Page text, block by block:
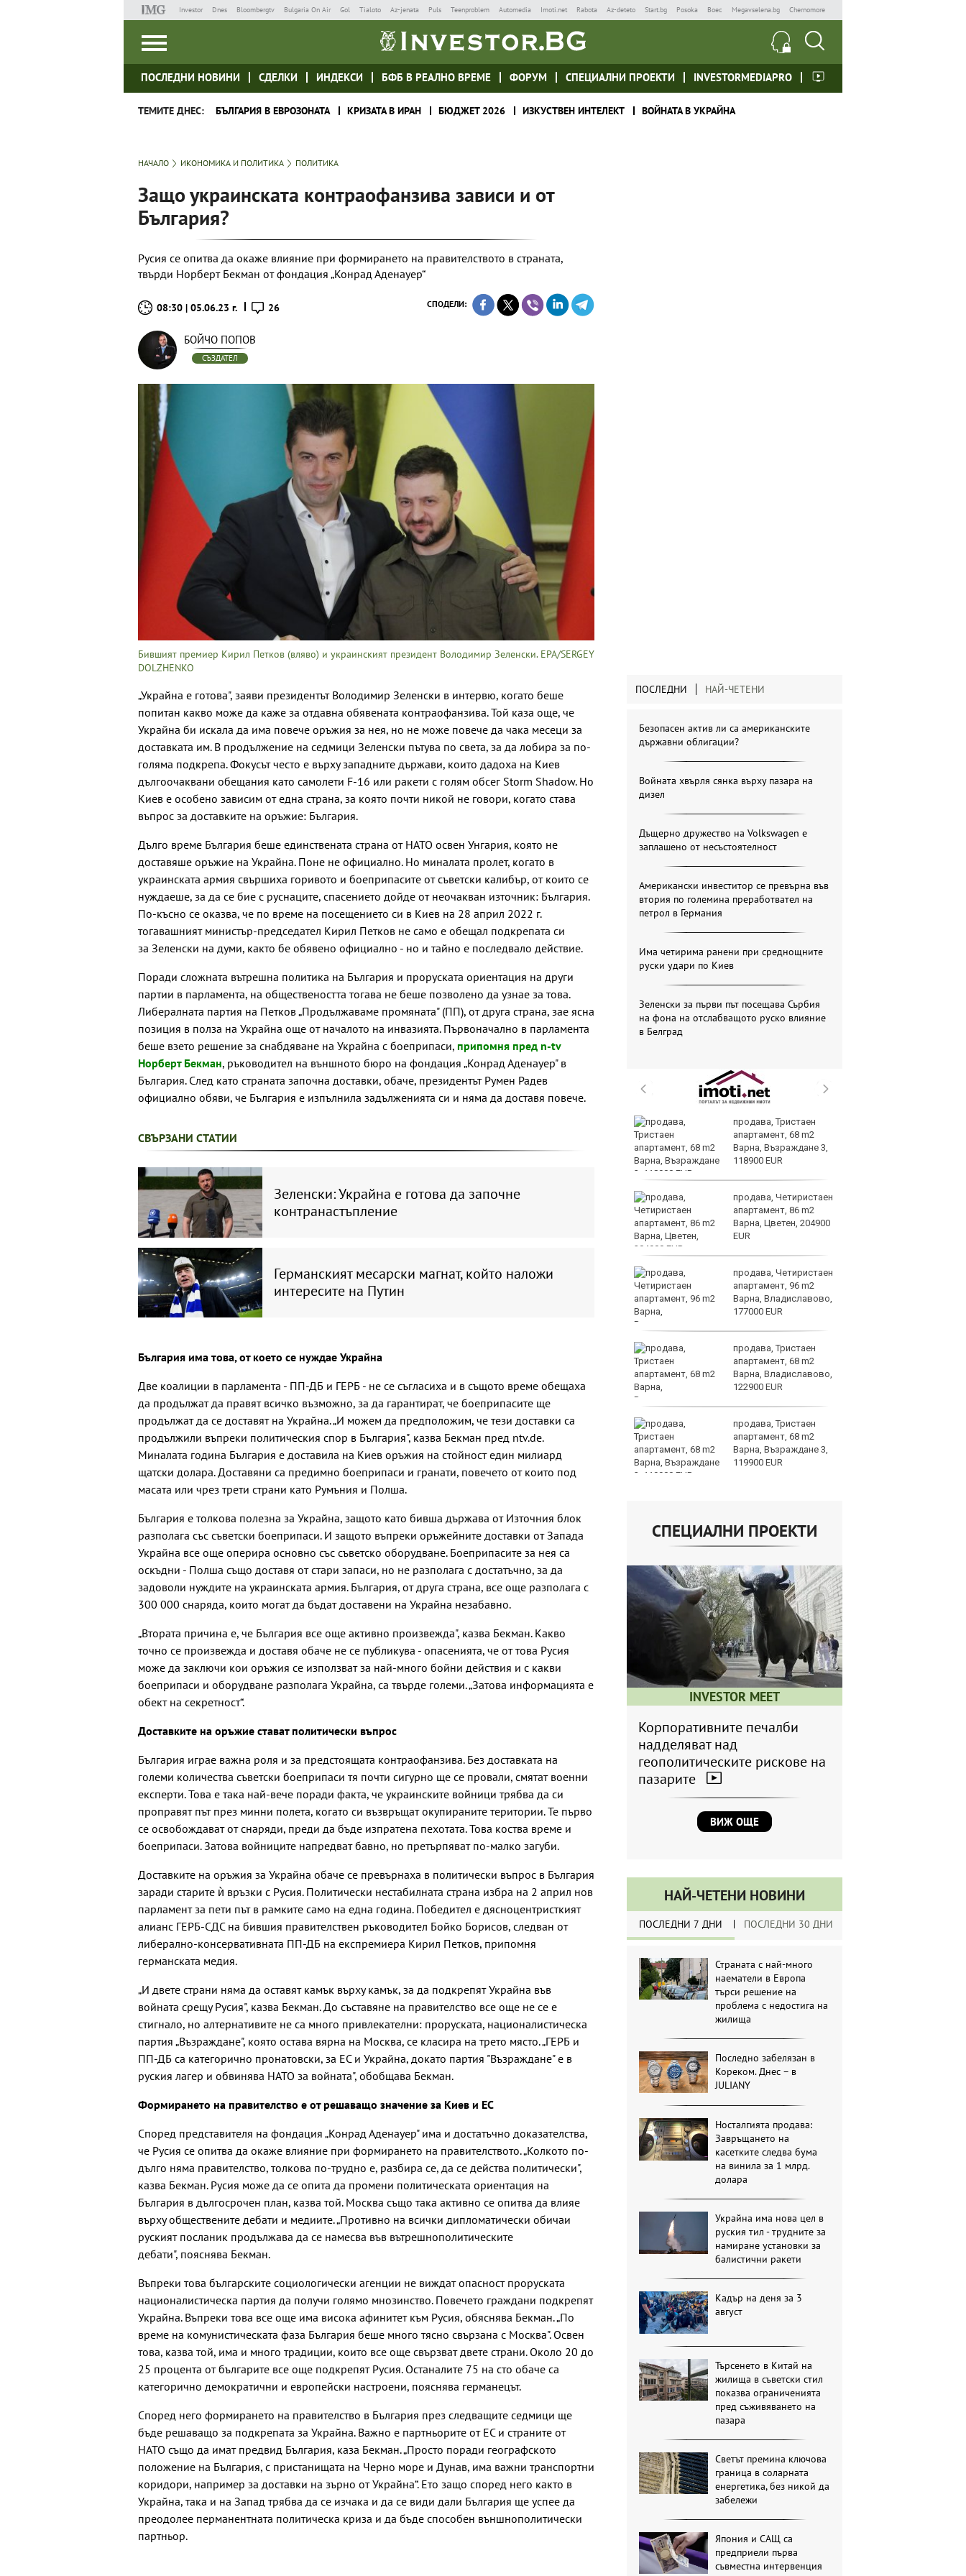
Investor Dnes Bloombergtv Bulgaria On Air Gol Tialoto Az-jenata Puls Teenproblem Automedia Imoti.net Rabota Az-deteto Start.bg Posoka Boec Megavselena.bg Chernomore
ПОСЛЕДНИ НОВИНИ СДЕЛКИ ИНДЕКСИ БФБ В РЕАЛНО ВРЕМЕ ФОРУМ СПЕЦИАЛНИ ПРОЕКТИ INVESTORMEDIAPRO
ТЕМИТЕ ДНЕС: БЪЛГАРИЯ В ЕВРОЗОНАТА КРИЗАТА В ИРАН БЮДЖЕТ 2026 ИЗКУСТВЕН ИНТЕЛЕКТ ВОЙНАТА В УКРАЙНА
НАЧАЛО ИКОНОМИКА И ПОЛИТИКА ПОЛИТИКА
Защо украинската контраофанзива зависи и от
България?
Русия се опитва да окаже влияние при формирането на правителството в страната,
твърди Норберт Бекман от фондация „Конрад Аденауер“
08:30 | 05.06.23 г. 26 СПОДЕЛИ:
БОЙЧО ПОПОВ
СЪЗДАТЕЛ
Бившият премиер Кирил Петков (вляво) и украинският президент Володимир Зеленски. EPA/SERGEY
DOLZHENKO
„Украйна е готова", заяви президентът Володимир Зеленски в интервю, когато беше
попитан какво може да каже за отдавна обявената контраофанзива. Той каза още, че
Украйна би искала да има повече оръжия за нея, но не може повече да чака месеци за
доставката им. В продължение на седмици Зеленски пътува по света, за да лобира за по-
голяма подкрепа. Фокусът често е върху западните държави, които дадоха на Киев
дългоочаквани обещания като самолети F-16 или ракети с голям обсег Storm Shadow. Но
Киев е особено зависим от една страна, за която почти никой не говори, когато става
въпрос за доставките на оръжие: България.
Дълго време България беше единствената страна от НАТО освен Унгария, която не
доставяше оръжие на Украйна. Поне не официално. Но миналата пролет, когато в
украинската армия свършиха горивото и боеприпасите от съветски калибър, от които се
нуждаеше, за да се бие с руснаците, спасението дойде от неочакван източник: България.
По-късно се оказва, че по време на посещението си в Киев на 28 април 2022 г.
тогавашният министър-председател Кирил Петков не само е обещал подкрепата си
за Зеленски на думи, както бе обявено официално - но и тайно е последвало действие.
Поради сложната вътрешна политика на България и проруската ориентация на други
партии в парламента, на обществеността тогава не беше позволено да узнае за това.
Либералната партия на Петков „Продължаваме промяната" (ПП), от друга страна, зае ясна
позиция в полза на Украйна още от началото на инвазията. Първоначално в парламента
беше взето решение за снабдяване на Украйна с боеприпаси, припомня пред n-tv
Норберт Бекман, ръководител на външното бюро на фондация „Конрад Аденауер" в
България. След като страната започна доставки, обаче, президентът Румен Радев
официално обяви, че България е изпълнила задълженията си и няма да доставя повече.
СВЪРЗАНИ СТАТИИ
Зеленски: Украйна е готова да започне
контранастъпление
Германският месарски магнат, който наложи
интересите на Путин
България има това, от което се нуждае Украйна
Две коалиции в парламента - ПП-ДБ и ГЕРБ - не се съгласиха и в същото време обещаха
да продължат да правят всичко възможно, за да гарантират, че боеприпасите ще
продължат да се доставят на Украйна. „И можем да предположим, че тези доставки са
продължили въпреки политическия спор в България", казва Бекман пред ntv.de.
Миналата година България е доставила на Киев оръжия на стойност един милиард
щатски долара. Доставяни са предимно боеприпаси и гранати, повечето от които под
масата или чрез трети страни като Румъния и Полша.
България е толкова полезна за Украйна, защото като бивша държава от Източния блок
разполага със съветски боеприпаси. И защото въпреки оръжейните доставки от Запада
Украйна все още оперира основно със съветско оборудване. Боеприпасите за нея са
оскъдни - Полша също доставя от стари запаси, но не разполага с достатъчно, за да
задоволи нуждите на украинската армия. България, от друга страна, все още разполага с
300 000 снаряда, които могат да бъдат доставени на Украйна незабавно.
„Втората причина е, че България все още активно произвежда", казва Бекман. Какво
точно се произвежда и доставя обаче не се публикува - опасенията, че от това Русия
може да заключи кои оръжия се използват за най-много бойни действия и с какви
боеприпаси и оборудване разполага Украйна, са твърде големи. „Затова информацията е
обект на секретност“.
Доставките на оръжие стават политически въпрос
България играе важна роля и за предстоящата контраофанзива. Без доставката на
големи количества съветски боеприпаси тя почти сигурно ще се провали, смятат военни
експерти. Това е така най-вече поради факта, че украинските войници трябва да си
проправят път през минни полета, когато си възвръщат окупираните територии. Те първо
се освобождават от снаряди, преди да бъде изпратена пехотата. Това коства време и
боеприпаси. Затова войниците напредват бавно, но претърпяват по-малко загуби.
Доставките на оръжия за Украйна обаче се превърнаха в политически въпрос в България
заради старите ѝ връзки с Русия. Политически нестабилната страна избра на 2 април нов
парламент за пети път в рамките само на една година. Победител е дясноцентристкият
алианс ГЕРБ-СДС на бившия правителствен ръководител Бойко Борисов, следван от
либерално-консервативната ПП-ДБ на експремиера Кирил Петков, припомня
германската медия.
„И двете страни няма да оставят камък върху камък, за да подкрепят Украйна във
войната срещу Русия", казва Бекман. До съставяне на правителство все още не се е
стигнало, но алтернативите не са много привлекателни: проруската, националистическа
партия „Възраждане", която остава вярна на Москва, се класира на трето място. „ГЕРБ и
ПП-ДБ са категорично пронатовски, за ЕС и Украйна, докато партия "Възраждане" е в
руския лагер и обвинява НАТО за войната", обобщава Бекман.
Формирането на правителство е от решаващо значение за Киев и ЕС
Според представителя на фондация „Конрад Аденауер" има и достатъчно доказателства,
че Русия се опитва да окаже влияние при формирането на правителството. „Колкото по-
дълго няма правителство, толкова по-трудно е, разбира се, да се действа политически",
казва Бекман. Русия може да се опита да промени политическата ориентация на
България в дългосрочен план, казва той. Москва също така активно се опитва да влияе
върху обществените дебати и медиите. „Противно на всички дипломатически обичаи
руският посланик продължава да се намесва във вътрешнополитическите
дебати", пояснява Бекман.
Въпреки това българските социологически агенции не виждат опасност проруската
националистическа партия да получи голямо мнозинство. Повечето граждани подкрепят
Украйна. Въпреки това все още има висока афинитет към Русия, обяснява Бекман. „По
време на комунистическата фаза България беше много тясно свързана с Москва". Освен
това, казва той, има и много традиции, които все още свързват двете страни. Около 20 до
25 процента от българите все още подкрепят Русия. Останалите 75 на сто обаче са
категорично демократични и европейски настроени, пояснява германецът.
Според него формирането на правителство в България през следващите седмици ще
бъде решаващо за подкрепата за Украйна. Важно е партньорите от ЕС и страните от
НАТО също да имат предвид България, каза Бекман. „Просто поради географското
положение на България, с пристанищата на Черно море и Дунав, има важни транспортни
коридори, например за доставки на зърно от Украйна“. Ето защо според него както в
Украйна, така и на Запад трябва да се изчака и да се види дали България ще успее да
преодолее перманентната политическа криза и да бъде способен външнополитически
партньор.
ПОСЛЕДНИ НАЙ-ЧЕТЕНИ
Безопасен актив ли са американските
държавни облигации?
Войната хвърля сянка върху пазара на
дизел
Дъщерно дружество на Volkswagen е
заплашено от несъстоятелност
Американски инвеститор се превърна във
втория по големина преработвател на
петрол в Германия
Има четирима ранени при среднощните
руски удари по Киев
Зеленски за първи път посещава Сърбия
на фона на отслабващото руско влияние
в Белград
на празника на града
Аварии оставят без
Европа бележи ръст
30 души са
пострадали при
последните 24 часа
продава, Тристаен
апартамент, 68 m2
Варна, Възраждане 3,
118900 EUR
продава, Четиристаен
апартамент, 86 m2
Варна, Цветен, 204900
EUR
продава, Четиристаен
апартамент, 96 m2
Варна, Владиславово,
177000 EUR
продава, Тристаен
апартамент, 68 m2
Варна, Владиславово,
122900 EUR
продава, Тристаен
апартамент, 68 m2
Варна, Възраждане 3,
119900 EUR
СПЕЦИАЛНИ ПРОЕКТИ
INVESTOR MEET
Корпоративните печалби
надделяват над
геополитическите рискове на
пазарите
ВИЖ ОЩЕ
НАЙ-ЧЕТЕНИ НОВИНИ
ПОСЛЕДНИ 7 ДНИ ПОСЛЕДНИ 30 ДНИ
Страната с най-много
наематели в Европа
търси решение на
проблема с недостига на
жилища
Последно забелязан в
Кореком. Днес – в
JULIANY
Носталгията продава:
Завръщането на
касетките следва бума
на винила за 1 млрд.
долара
Украйна има нова цел в
руския тил - трудните за
намиране установки за
балистични ракети
Кадър на деня за 3
август
Търсенето в Китай на
жилища в съветски стил
показва ограниченията
пред съживяването на
пазара
Светът премина ключова
граница в соларната
енергетика, без никой да
забележи
Япония и САЩ са
предприели първа
съвместна интервенция